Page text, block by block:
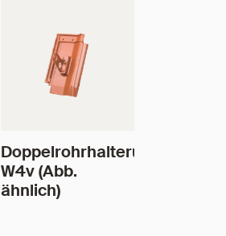
Doppelrohrhalterung
W4v (Abb.
ähnlich)